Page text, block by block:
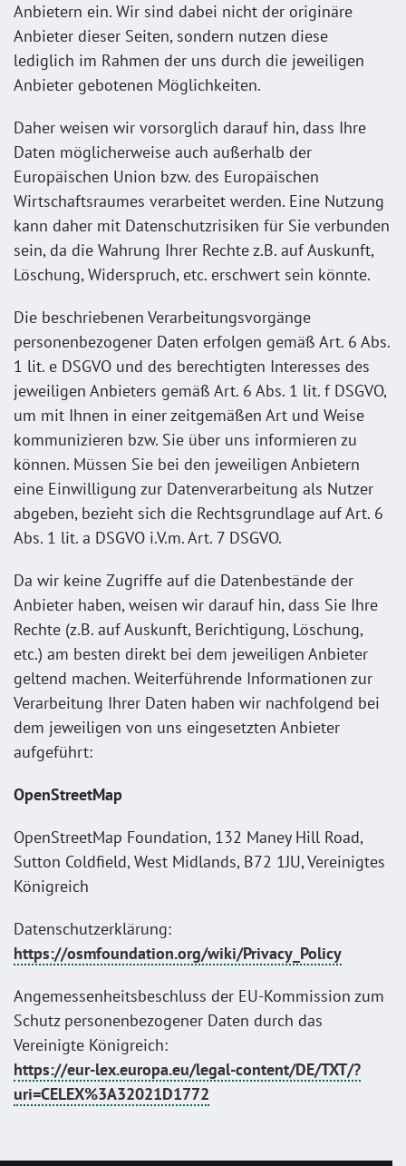
Anbietern ein. Wir sind dabei nicht der originäre
Anbieter dieser Seiten, sondern nutzen diese
lediglich im Rahmen der uns durch die jeweiligen
Anbieter gebotenen Möglichkeiten.
Daher weisen wir vorsorglich darauf hin, dass Ihre
Daten möglicherweise auch außerhalb der
Europäischen Union bzw. des Europäischen
Wirtschaftsraumes verarbeitet werden. Eine Nutzung
kann daher mit Datenschutzrisiken für Sie verbunden
sein, da die Wahrung Ihrer Rechte z.B. auf Auskunft,
Löschung, Widerspruch, etc. erschwert sein könnte.
Die beschriebenen Verarbeitungsvorgänge
personenbezogener Daten erfolgen gemäß Art. 6 Abs.
1 lit. e DSGVO und des berechtigten Interesses des
jeweiligen Anbieters gemäß Art. 6 Abs. 1 lit. f DSGVO,
um mit Ihnen in einer zeitgemäßen Art und Weise
kommunizieren bzw. Sie über uns informieren zu
können. Müssen Sie bei den jeweiligen Anbietern
eine Einwilligung zur Datenverarbeitung als Nutzer
abgeben, bezieht sich die Rechtsgrundlage auf Art. 6
Abs. 1 lit. a DSGVO i.V.m. Art. 7 DSGVO.
Da wir keine Zugriffe auf die Datenbestände der
Anbieter haben, weisen wir darauf hin, dass Sie Ihre
Rechte (z.B. auf Auskunft, Berichtigung, Löschung,
etc.) am besten direkt bei dem jeweiligen Anbieter
geltend machen. Weiterführende Informationen zur
Verarbeitung Ihrer Daten haben wir nachfolgend bei
dem jeweiligen von uns eingesetzten Anbieter
aufgeführt:
OpenStreetMap
OpenStreetMap Foundation, 132 Maney Hill Road,
Sutton Coldfield, West Midlands, B72 1JU, Vereinigtes
Königreich
Datenschutzerklärung:
https://osmfoundation.org/wiki/Privacy_Policy
Angemessenheitsbeschluss der EU-Kommission zum
Schutz personenbezogener Daten durch das
Vereinigte Königreich:
https://eur-lex.europa.eu/legal-content/DE/TXT/?
uri=CELEX%3A32021D1772